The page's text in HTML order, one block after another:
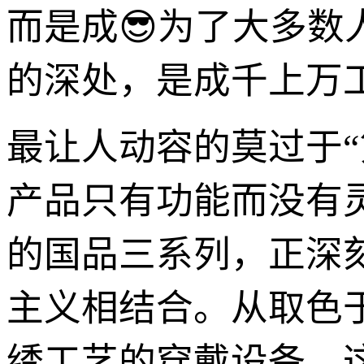
而是成😎为了大多数
的深处，是成千上万
最让人动容的莫过于
产品只有功能而没有
的国品三系列，正深
主义相结合。从取色